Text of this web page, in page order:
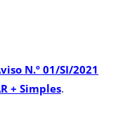
N.º 01/SI/2021
+ Simples.